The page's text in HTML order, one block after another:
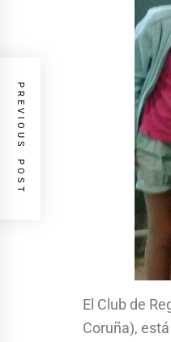
El Club de
Coruña),
PREVIOUS POST